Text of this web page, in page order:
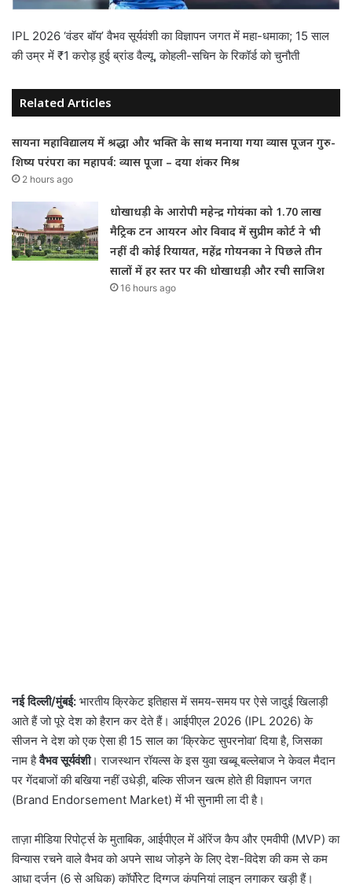
IPL 2026 ‘वंडर बॉय’ वैभव सूर्यवंशी का विज्ञापन जगत में महा-धमाका; 15 साल
की उम्र में ₹1 करोड़ हुई ब्रांड वैल्यू, कोहली-सचिन के रिकॉर्ड को चुनौती
Related Articles
सायना महाविद्यालय में श्रद्धा और भक्ति के साथ मनाया गया व्यास पूजन गुरु-
शिष्य परंपरा का महापर्व: व्यास पूजा – दया शंकर मिश्र
2 hours ago
धोखाधड़ी के आरोपी महेन्द्र गोयंका को 1.70 लाख
मैट्रिक टन आयरन ओर विवाद में सुप्रीम कोर्ट ने भी
नहीं दी कोई रियायत, महेंद्र गोयनका ने पिछले तीन
सालों में हर स्तर पर की धोखाधड़ी और रची साजिश
16 hours ago
नई दिल्ली/मुंबई: भारतीय क्रिकेट इतिहास में समय-समय पर ऐसे जादुई खिलाड़ी
आते हैं जो पूरे देश को हैरान कर देते हैं। आईपीएल 2026 (IPL 2026) के
सीजन ने देश को एक ऐसा ही 15 साल का ‘क्रिकेट सुपरनोवा’ दिया है, जिसका
नाम हैवैभव सूर्यवंशी। राजस्थान रॉयल्स के इस युवा खब्बू बल्लेबाज ने केवल मैदान
पर गेंदबाजों की बखिया नहीं उधेड़ी, बल्कि सीजन खत्म होते ही विज्ञापन जगत
(Brand Endorsement Market) में भी सुनामी ला दी है।
ताज़ा मीडिया रिपोर्ट्स के मुताबिक, आईपीएल में ऑरेंज कैप और एमवीपी (MVP) का
विन्यास रचने वाले वैभव को अपने साथ जोड़ने के लिए देश-विदेश की कम से कम
आधा दर्जन (6 से अधिक) कॉर्पोरेट दिग्गज कंपनियां लाइन लगाकर खड़ी हैं।